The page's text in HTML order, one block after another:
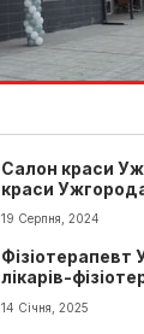
Салон краси
краси
19 Серпня, 2024
лікарів-
14 Січня, 2025